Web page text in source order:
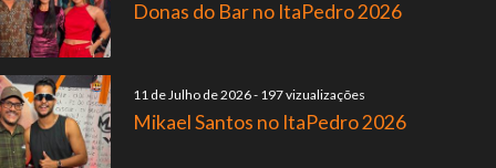
Donas do Bar no ItaPedro 2026
11 de Julho de 2026- 197 vizualizações
Mikael Santos no ItaPedro 2026